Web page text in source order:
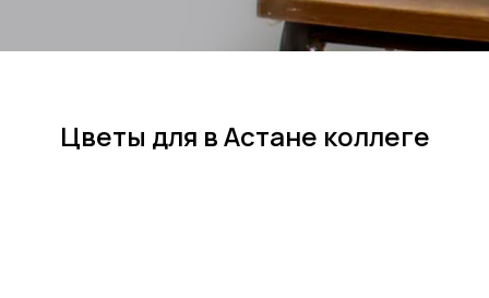
Цветы для в Астане коллеге